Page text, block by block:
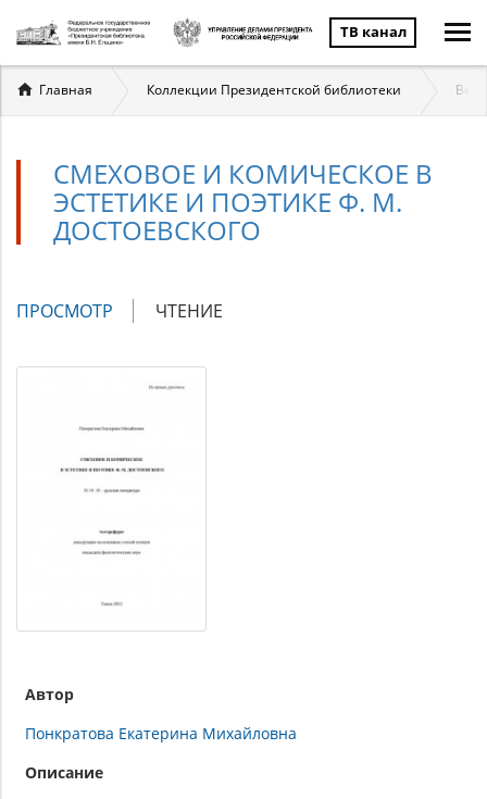
ТВ канал
Вы
здесь
Главная Коллекции Президентской библиотеки
СМЕХОВОЕ И КОМИЧЕСКОЕ В
ЭСТЕТИКЕ И ПОЭТИКЕ Ф. М.
ДОСТОЕВСКОГО
Главные
ПРОСМОТР (АКТИВНАЯ
ЧТЕНИЕ
Автор
Понкратова Екатерина Михайловна
Описание